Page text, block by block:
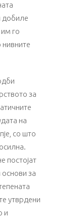
добиле
го
нивните
за
на
со што
постојат
основи за
утврдени
и